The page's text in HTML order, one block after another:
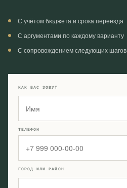
С учётом бюджета и срока переезда
С аргументами по каждому варианту
С сопровождением следующих шагов
КАК ВАС ЗОВУТ
ТЕЛЕФОН
ГОРОД ИЛИ РАЙОН